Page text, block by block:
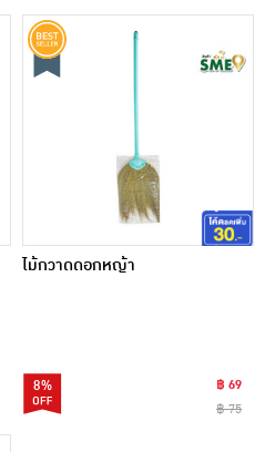
ไม้กวาดดอกหญ้า
8%
฿ 69
฿ 75